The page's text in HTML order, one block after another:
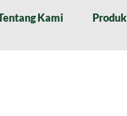
Kami Produk